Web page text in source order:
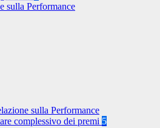
sulla Performance
sulla Performance
complessivo dei premi 5